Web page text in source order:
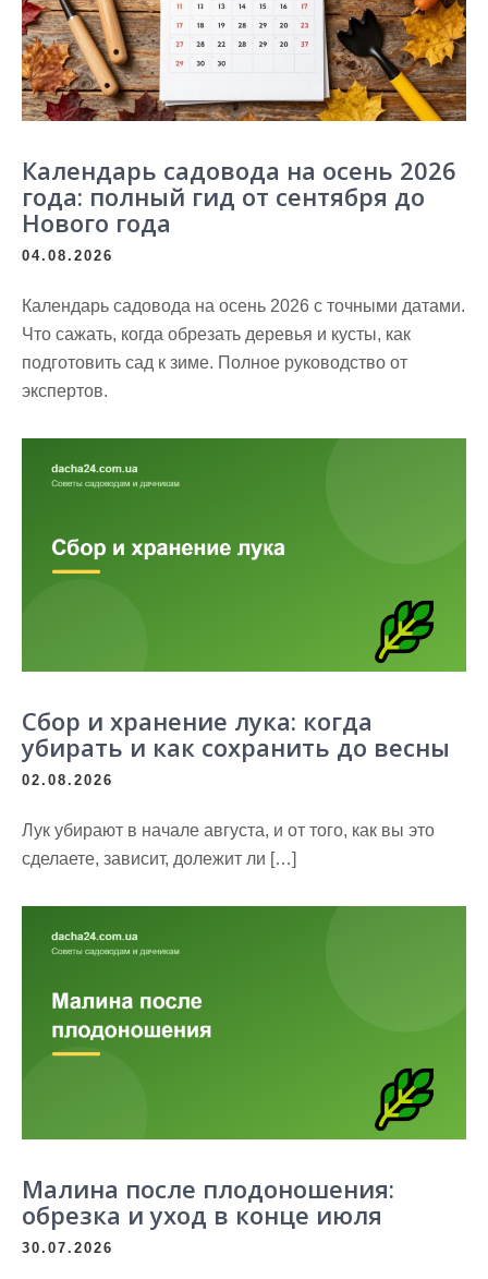
Календарь садовода на осень 2026
года: полный гид от сентября до
Нового года
04.08.2026
Календарь садовода на осень 2026 с точными датами.
Что сажать, когда обрезать деревья и кусты, как
подготовить сад к зиме. Полное руководство от
экспертов.
Сбор и хранение лука: когда
убирать и как сохранить до весны
02.08.2026
Лук убирают в начале августа, и от того, как вы это
сделаете, зависит, долежит ли […]
Малина после плодоношения:
обрезка и уход в конце июля
30.07.2026